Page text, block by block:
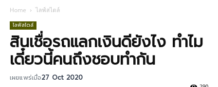
Home ไลฟ์สไตล์
ไลฟ์สไตล์
สินเชื่อรถแลกเงินดียังไง ทำไม
เดี๋ยวนี้คนถึงชอบทำกัน
เผยแพร่เมื่อ27 Oct 2020